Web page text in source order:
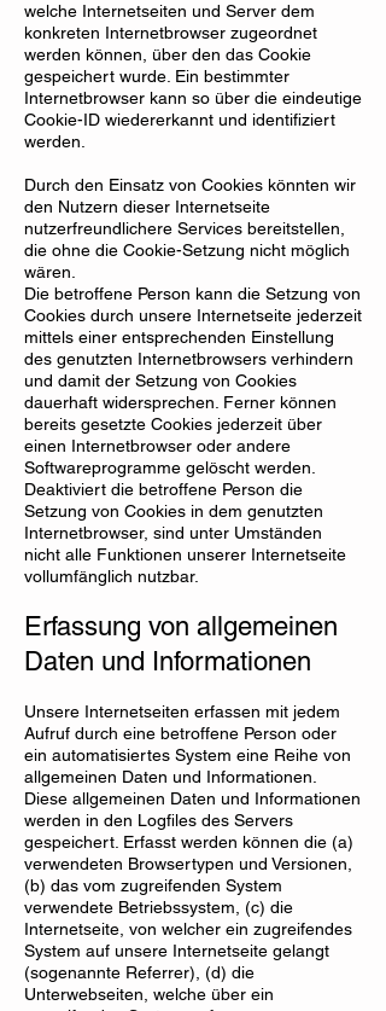
welche Internetseiten und Server dem
konkreten Internetbrowser zugeordnet
werden können, über den das Cookie
gespeichert wurde. Ein bestimmter
Internetbrowser kann so über die eindeutige
Cookie-ID wiedererkannt und identifiziert
werden.
Durch den Einsatz von Cookies könnten wir
den Nutzern dieser Internetseite
nutzerfreundlichere Services bereitstellen,
die ohne die Cookie-Setzung nicht möglich
wären.
Die betroffene Person kann die Setzung von
Cookies durch unsere Internetseite jederzeit
mittels einer entsprechenden Einstellung
des genutzten Internetbrowsers verhindern
und damit der Setzung von Cookies
dauerhaft widersprechen. Ferner können
bereits gesetzte Cookies jederzeit über
einen Internetbrowser oder andere
Softwareprogramme gelöscht werden.
Deaktiviert die betroffene Person die
Setzung von Cookies in dem genutzten
Internetbrowser, sind unter Umständen
nicht alle Funktionen unserer Internetseite
vollumfänglich nutzbar.
Erfassung von allgemeinen
Daten und Informationen
Unsere Internetseiten erfassen mit jedem
Aufruf durch eine betroffene Person oder
ein automatisiertes System eine Reihe von
allgemeinen Daten und Informationen.
Diese allgemeinen Daten und Informationen
werden in den Logfiles des Servers
gespeichert. Erfasst werden können die (a)
verwendeten Browsertypen und Versionen,
(b) das vom zugreifenden System
verwendete Betriebssystem, (c) die
Internetseite, von welcher ein zugreifendes
System auf unsere Internetseite gelangt
(sogenannte Referrer), (d) die
Unterwebseiten, welche über ein